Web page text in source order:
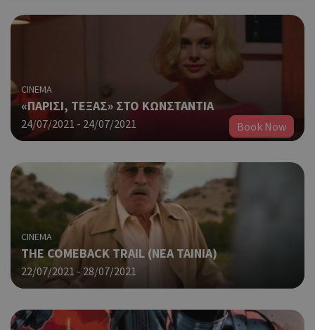
CINEMA
«ΠΑΡΙΣΙ, ΤΕΞΑΣ» ΣΤΟ ΚΩΝΣΤΑΝΤΙΑ
24/07/2021 - 24/07/2021 Book Now
CINEMA
THE COMEBACK TRAIL (NΕΑ ΤΑΙΝΙΑ)
22/07/2021 - 28/07/2021